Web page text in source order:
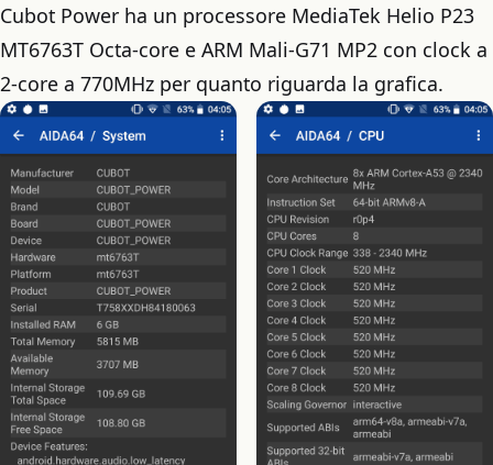
Cubot Power ha un processore MediaTek Helio P23
MT6763T Octa-core e ARM Mali-G71 MP2 con clock a
2-core a 770MHz per quanto riguarda la grafica.